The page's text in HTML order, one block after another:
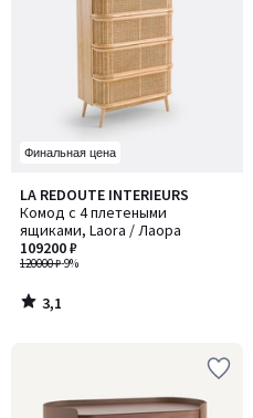
Финальная цена
LA REDOUTE INTERIEURS
Комод с 4 плетеными
ящиками, Laora / Лаора
120000 ₽-9%
109200 ₽
3,1
/ 5
3,1
/